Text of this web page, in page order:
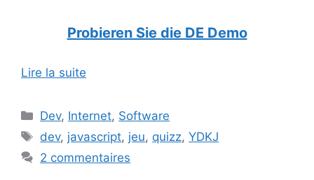
Probieren Sie die DE Demo
Lire la suite
Catégories
Dev, Internet, Software
Étiquettes
dev, javascript, jeu, quizz,YDKJ
2 commentaires